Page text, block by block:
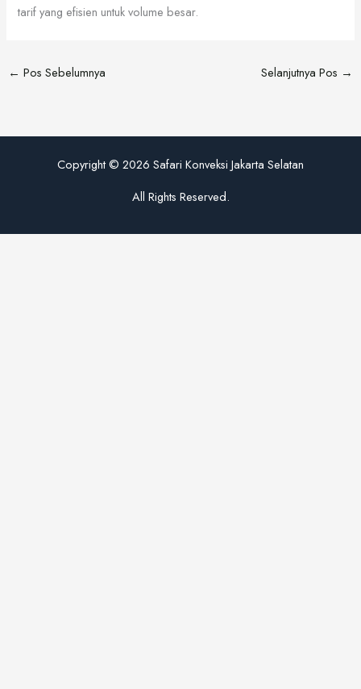
tarif yang efisien untuk volume besar.
← Pos Sebelumnya Selanjutnya Pos →
Copyright © 2026 Safari Konveksi Jakarta Selatan
All Rights Reserved.